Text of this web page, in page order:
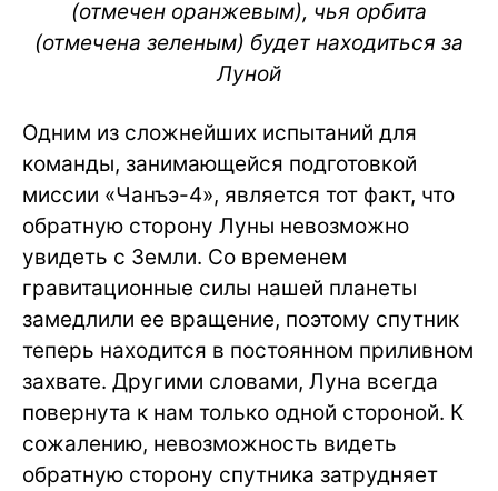
(отмечен оранжевым), чья орбита
(отмечена зеленым) будет находиться за
Луной
Одним из сложнейших испытаний для
команды, занимающейся подготовкой
миссии «Чанъэ-4», является тот факт, что
обратную сторону Луны невозможно
увидеть с Земли. Со временем
гравитационные силы нашей планеты
замедлили ее вращение, поэтому спутник
теперь находится в постоянном приливном
захвате. Другими словами, Луна всегда
повернута к нам только одной стороной. К
сожалению, невозможность видеть
обратную сторону спутника затрудняет